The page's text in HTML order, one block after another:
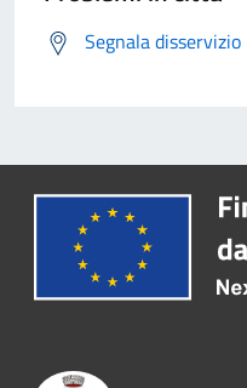
Segnala disservizio